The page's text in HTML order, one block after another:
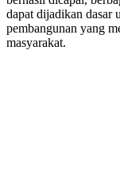
dapat dijadikan dasar
pembangunan yang
masyarakat.